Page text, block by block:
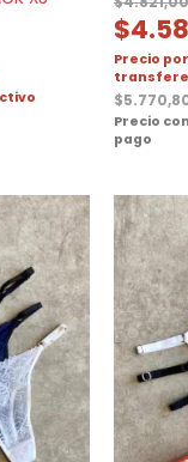
$
Precio
$
Precio
pago